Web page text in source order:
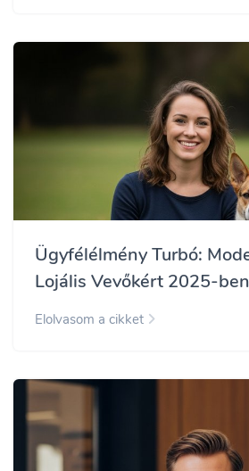
Ügyfélélmény Turbó:
Lojális Vevőkért 2025-ben
Elolvasom a cikket